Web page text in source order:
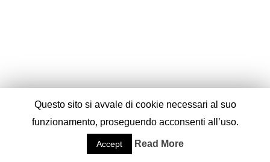
Questo sito si avvale di cookie necessari al suo
funzionamento, proseguendo acconsenti all’uso.
Accept Read More